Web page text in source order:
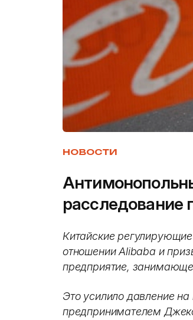
НОВОСТИ
расследование
Китайские
отношении Alibaba и
предприятие,
Это усилило давление
предпринимателем